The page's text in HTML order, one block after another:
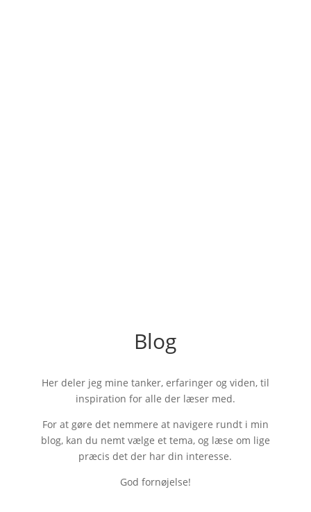
Blog
Her deler jeg mine tanker, erfaringer og viden, til
inspiration for alle der læser med.
For at gøre det nemmere at navigere rundt i min
blog, kan du nemt vælge et tema, og læse om lige
præcis det der har din interesse.
God fornøjelse!